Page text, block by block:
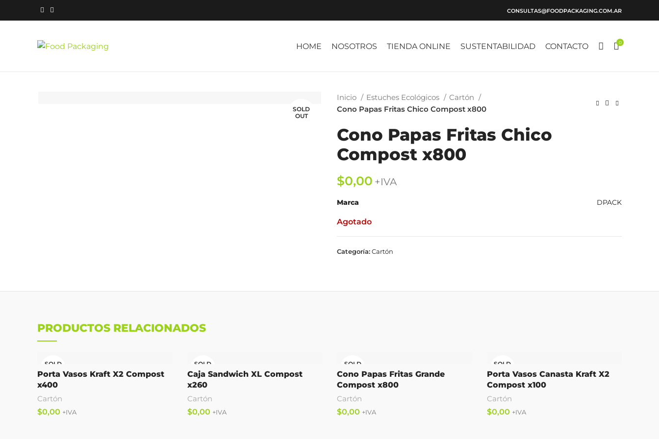
CONSULTAS@FOODPACKAGING.COM.AR
HOME NOSOTROS TIENDA ONLINE SUSTENTABILIDAD CONTACTO 0
SOLD
OUT
Inicio Estuches Ecológicos
Cartón
Cono Papas Fritas Chico Compost x800
Cono Papas Fritas Chico
Compost x800
$
Marca DPACK
Agotado
Categoría:Cartón
PRODUCTOS RELACIONADOS
SOLD
OUT
Porta Vasos Kraft X2 Compost
x400
Cartón
$
SOLD
OUT
Caja Sandwich XL Compost
x260
Cartón
$
SOLD
OUT
Cono Papas Fritas Grande
Compost x800
Cartón
$
SOLD
OUT
Porta Vasos Canasta Kraft X2
Compost x100
Cartón
$